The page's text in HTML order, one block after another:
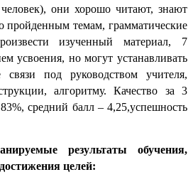
они хорошо читают, знают
пройденным темам, грамматические
изученный материал, 7
усвоения, но могут устанавливать
связи под руководством учителя,
алгоритму. Качество за 3
средний балл – 4,25,успешность
результаты обучения,
целей: